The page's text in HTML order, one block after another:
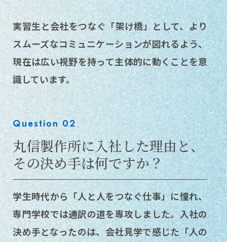
実習生と会社をつなぐ「架け橋」として、より
スムーズなコミュニケーションが図れるよう、
現在は広い視野を持って主体的に動くことを意
識しています。
Question 02
丸信製作所に入社した理由と、
その決め手は何ですか？
学生時代から「人と人をつなぐ仕事」に憧れ、
専門学校では通訳の道を専攻しました。入社の
決め手となったのは、会社見学で感じた「人の